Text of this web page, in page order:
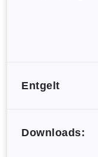
Entgelt
Downloads: